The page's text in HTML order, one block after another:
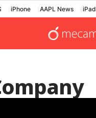
iPhone AAPL News iPad